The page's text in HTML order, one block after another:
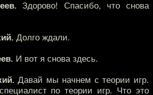
Здорово! Спасибо, что снова
Долго ждали.
И вот я снова здесь.
Давай мы начнем с теории игр.
по теории игр. Что это